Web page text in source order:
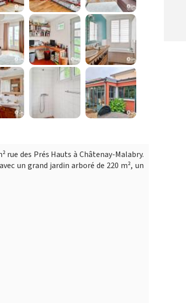
des Prés Hauts à Châtenay-Malabry.
un grand jardin arboré de 220 m², un